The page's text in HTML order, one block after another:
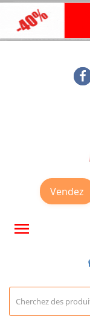
Vendez
